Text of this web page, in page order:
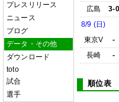
プレスリリース
ニュース
ブログ
データ・その他
ダウンロード
toto
試合
選手
広島
3-0
8/9 (日)
東京V
-
長崎
-
順位表